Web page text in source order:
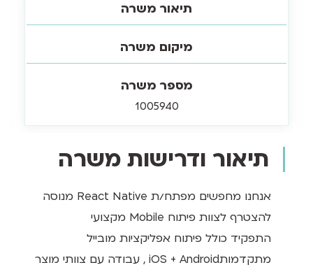
תיאור משרה
מיקום משרה
מספר משרה
1005940
תיאור ודרישות משרה
אנחנו מחפשים מפתח/ת React Native מנוסה
להצטרף לצוות פיתוח Mobile מקצועי
התפקיד כולל פיתוח אפליקציות מובייל
מתקדמותiOS + Android , עבודה עם צוותי מוצר